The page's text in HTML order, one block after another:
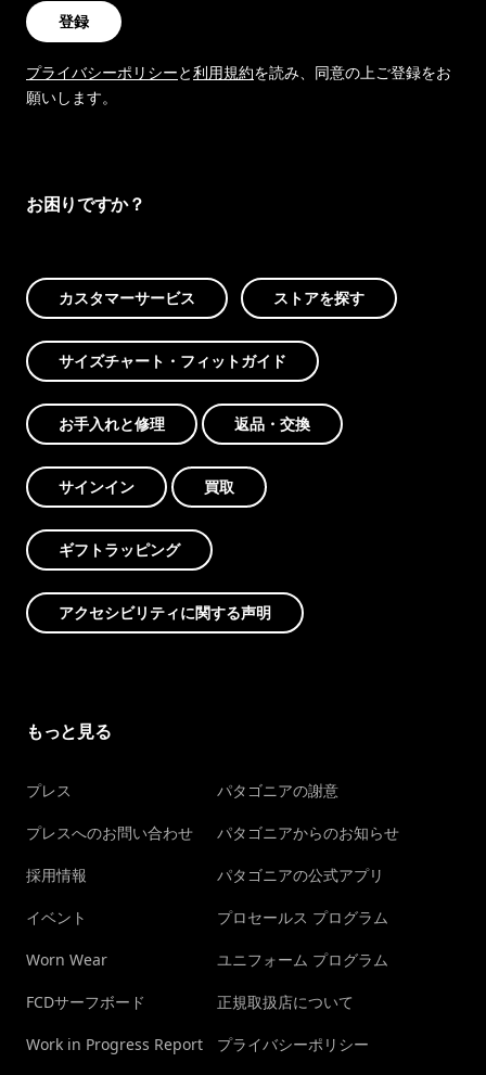
登録
プライバシーポリシーと利用規約を読み、同意の上ご登録をお
願いします。
お困りですか？
カスタマーサービス ストアを探す
サイズチャート・フィットガイド
お手入れと修理 返品・交換
サインイン 買取
ギフトラッピング
アクセシビリティに関する声明
もっと見る
プレス
プレスへのお問い合わせ
採用情報
イベント
Worn Wear
FCDサーフボード
Work in Progress Report
パタゴニアの謝意
パタゴニアからのお知らせ
パタゴニアの公式アプリ
プロセールス プログラム
ユニフォーム プログラム
正規取扱店について
プライバシーポリシー